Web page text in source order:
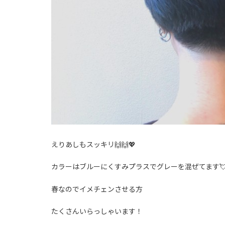
えりあしもスッキリ🙌🙌💖
カラーはブルーにくすみプラスでグレーを混ぜてます
春なのでイメチェンさせる方
たくさんいらっしゃいます！